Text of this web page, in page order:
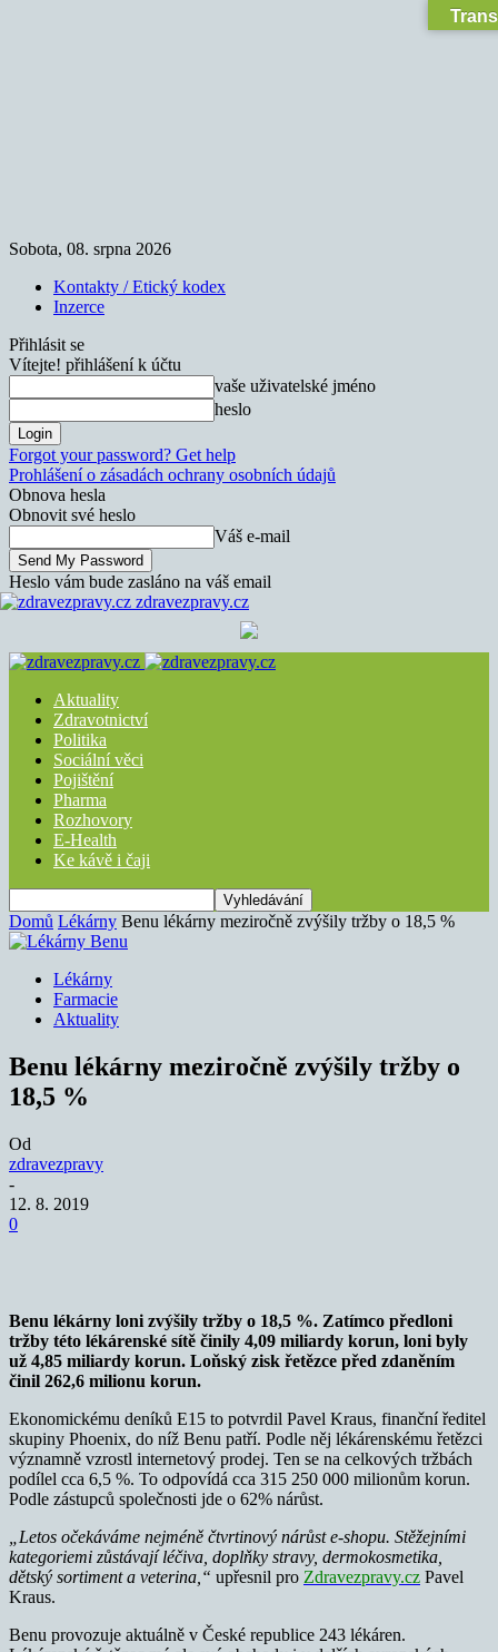
Sobota, 08. srpna 2026
Kontakty / Etický kodex
Inzerce
Přihlásit se
Vítejte! přihlášení k účtu
vaše uživatelské jméno
heslo
Forgot your password? Get help
Prohlášení o zásadách ochrany osobních údajů
Obnova hesla
Obnovit své heslo
Váš e-mail
Heslo vám bude zasláno na váš email
zdravezpravy.cz
Aktuality
Zdravotnictví
Politika
Sociální věci
Pojištění
Pharma
Rozhovory
E-Health
Ke kávě i čaji
Domů Lékárny Benu lékárny meziročně zvýšily tržby o 18,5 %
Lékárny
Farmacie
Aktuality
Benu lékárny meziročně zvýšily tržby o
18,5 %
Od
zdravezpravy
-
12. 8. 2019
0
Benu lékárny loni zvýšily tržby o 18,5 %. Zatímco předloni
tržby této lékárenské sítě činily 4,09 miliardy korun, loni byly
už 4,85 miliardy korun. Loňský zisk řetězce před zdaněním
činil 262,6 milionu korun.
Ekonomickému deníků E15 to potvrdil Pavel Kraus, finanční ředitel
skupiny Phoenix, do níž Benu patří. Podle něj lékárenskému řetězci
významně vzrostl internetový prodej. Ten se na celkových tržbách
podílel cca 6,5 %. To odpovídá cca 315 250 000 milionům korun.
Podle zástupců společnosti jde o 62% nárůst.
„Letos očekáváme nejméně čtvrtinový nárůst e-shopu. Stěžejními
kategoriemi zůstávají léčiva, doplňky stravy, dermokosmetika,
dětský sortiment a veterina,“ upřesnil pro Zdravezpravy.cz Pavel
Kraus.
Benu provozuje aktuálně v České republice 243 lékáren.